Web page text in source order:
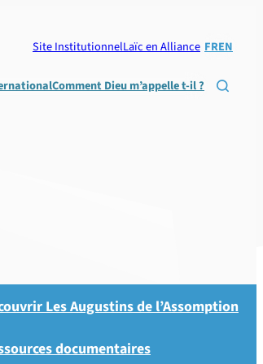
Site InstitutionnelLaïc en Alliance FREN
Comment Dieu m’appelle t-il ? 
Les Augustins de l’Assomption
documentaires